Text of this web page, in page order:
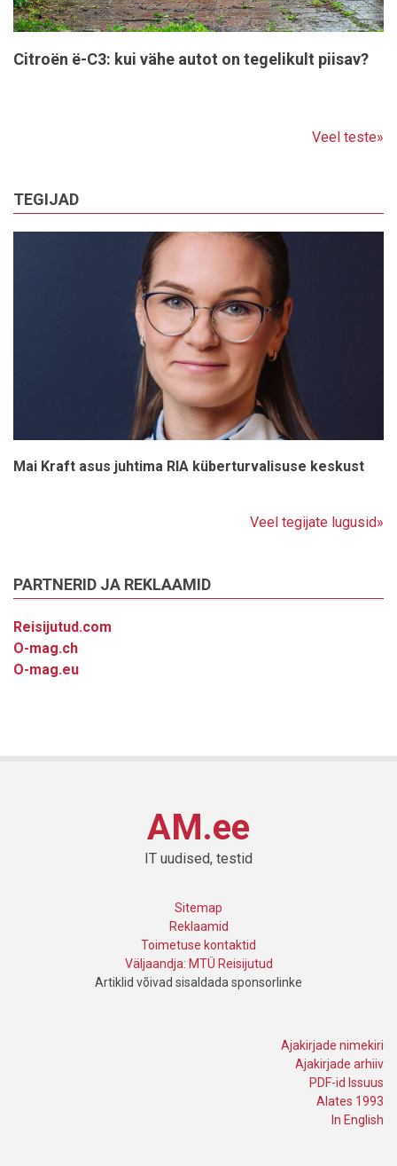
Citroën ë-C3: kui vähe autot on tegelikult piisav?
Veel teste»
TEGIJAD
Mai Kraft asus juhtima RIA küberturvalisuse keskust
Veel tegijate lugusid»
PARTNERID JA REKLAAMID
Reisijutud.com
O-mag.ch
O-mag.eu
AM.ee
IT uudised, testid
Sitemap
Reklaamid
Toimetuse kontaktid
Väljaandja: MTÜ Reisijutud
Artiklid võivad sisaldada sponsorlinke
Ajakirjade nimekiri
Ajakirjade arhiiv
PDF-id Issuus
Alates 1993
In English